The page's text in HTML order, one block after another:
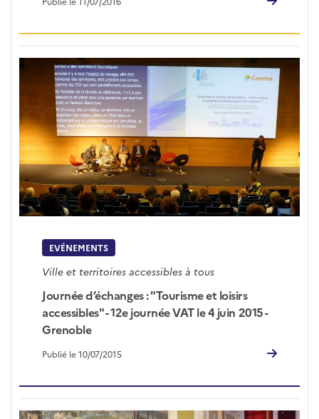
EVÉNEMENTS
Ville et territoires accessibles à tous
Journée d’échanges : "Tourisme et loisirs
accessibles" - 12e journée VAT le 4 juin 2015 -
Grenoble
Publié le 10/07/2015